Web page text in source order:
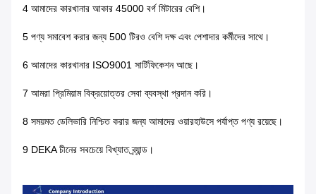
4 আমাদের কারখানার আকার 45000 বর্গ মিটারের বেশি।
5 পণ্য সমাবেশ করার জন্য 500 টিরও বেশি দক্ষ এবং পেশাদার কর্মীদের সাথে।
6 আমাদের কারখানার ISO9001 সার্টিফিকেশন আছে।
7 আমরা প্রিমিয়াম বিক্রয়োত্তর সেবা ব্যবস্থা প্রদান করি।
8 সময়মত ডেলিভারি নিশ্চিত করার জন্য আমাদের ওয়ারহাউসে পর্যাপ্ত পণ্য রয়েছে।
9 DEKA চীনের সবচেয়ে বিখ্যাত ব্র্যান্ড।